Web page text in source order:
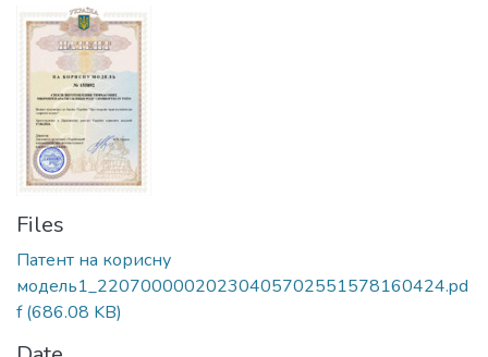
Files
Патент на корисну
модель1_22070000020230405702551578160424.pd
f(686.08 KB)